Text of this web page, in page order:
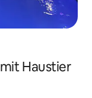
Haustier